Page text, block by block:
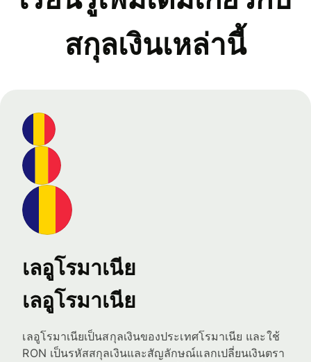
สกุลเงินเหล่านี้
เลอูโรมาเนีย
เลอูโรมาเนีย
เลอูโรมาเนียเป็นสกุลเงินของประเทศโรมาเนีย และใช้
RON เป็นรหัสสกุลเงินและสัญลักษณ์แลกเปลี่ยนเงินตรา